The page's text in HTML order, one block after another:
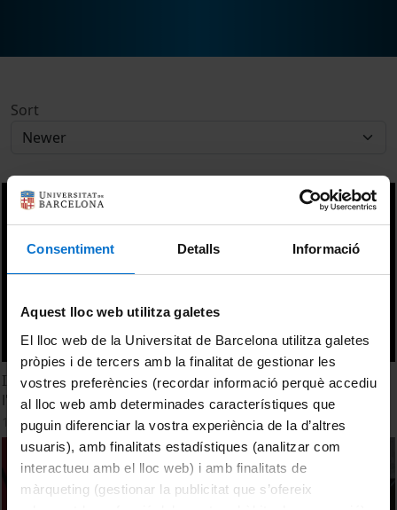
Consentiment Detalls Informació
Aquest lloc web utilitza galetes
El lloc web de la Universitat de Barcelona utilitza galetes
pròpies i de tercers amb la finalitat de gestionar les
vostres preferències (recordar informació perquè accediu
al lloc web amb determinades característiques que
puguin diferenciar la vostra experiència de la d’altres
usuaris), amb finalitats estadístiques (analitzar com
interactueu amb el lloc web) i amb finalitats de
màrqueting (gestionar la publicitat que s’ofereix
Sort
II Jornades IEM-IRCVM - I Seminari Permanent Dones a
l'Edat Mitjana. Jornada 17 de novembre
1 December, 2021